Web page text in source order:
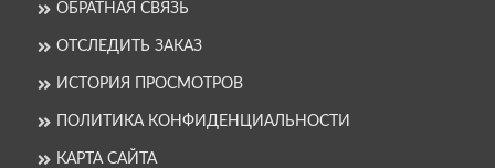
ОБРАТНАЯ СВЯЗЬ
ОТСЛЕДИТЬ ЗАКАЗ
ИСТОРИЯ ПРОСМОТРОВ
ПОЛИТИКА КОНФИДЕНЦИАЛЬНОСТИ
КАРТА САЙТА